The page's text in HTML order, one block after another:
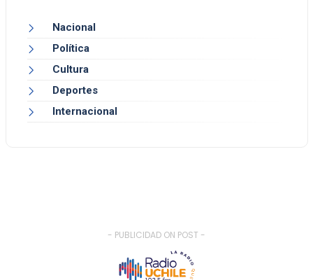
Nacional
Política
Cultura
Deportes
Internacional
- PUBLICIDAD ON POST -